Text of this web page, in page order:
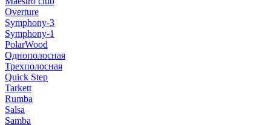
Overture
Symphony-3
Symphony-1
PolarWood
Однополосная
Трехполосная
Quick Step
Tarkett
Rumba
Salsa
Samba